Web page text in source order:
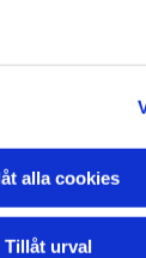
alla cookies
Tillåt urval